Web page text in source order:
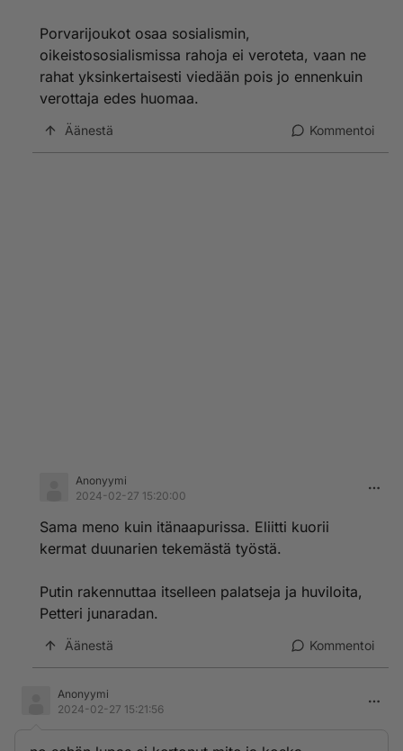
Porvarijoukot osaa sosialismin,
oikeistososialismissa rahoja ei veroteta, vaan ne
rahat yksinkertaisesti viedään pois jo ennenkuin
verottaja edes huomaa.
Äänestä Kommentoi
Anonyymi
2024-02-27 15:20:00
Sama meno kuin itänaapurissa. Eliitti kuorii
kermat duunarien tekemästä työstä.
Putin rakennuttaa itselleen palatseja ja huviloita,
Petteri junaradan.
Äänestä Kommentoi
Anonyymi
2024-02-27 15:21:56